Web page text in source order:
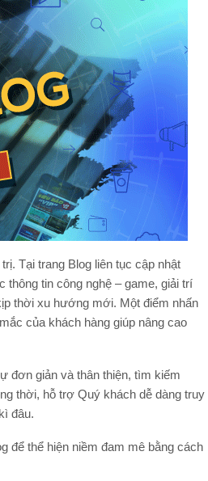
Tại trang Blog liên tục cập nhật
tin công nghệ – game, giải trí
thời xu hướng mới. Một điểm nhấn
của khách hàng giúp nâng cao
đơn giản và thân thiện, tìm kiếm
thời, hỗ trợ Quý khách dễ dàng truy
đâu.
để thể hiện niềm đam mê bằng cách